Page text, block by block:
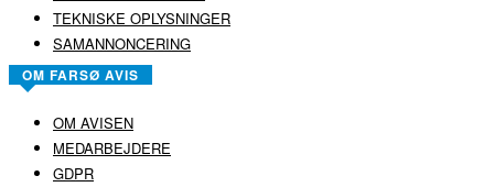
TEKNISKE OPLYSNINGER
SAMANNONCERING
OM FARSØ AVIS
OM AVISEN
MEDARBEJDERE
GDPR